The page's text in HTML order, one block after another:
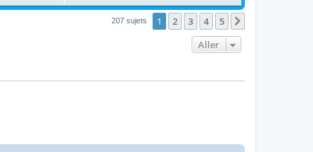
207 sujets 1 2 3 4 5
Aller